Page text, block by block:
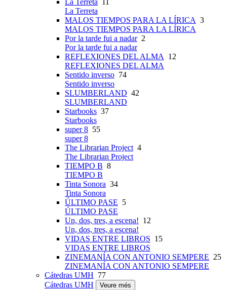
La Terreta
La Terreta
MALOS TIEMPOS PARA LA LÍRICA 3
MALOS TIEMPOS PARA LA LÍRICA
Por la tarde fui a nadar2
Por la tarde fui a nadar
REFLEXIONES DEL ALMA
12
REFLEXIONES DEL ALMA
Sentido inverso 74
Sentido inverso
SLUMBERLAND 42
SLUMBERLAND
Starbooks 37
Starbooks
super 8 55
super 8
The Librarian Project 4
The Librarian Project
TIEMPO B 8
TIEMPO B
Tinta Sonora 34
Tinta Sonora
ÚLTIMO PASE 5
ÚLTIMO PASE
Un, dos, tres, a escena! 12
Un, dos, tres, a escena!
VIDAS ENTRE LIBROS 15
VIDAS ENTRE LIBROS
ZINEMANÍA CON ANTONIO SEMPERE 25
ZINEMANÍA CON ANTONIO SEMPERE
Cátedras UMH 77
Cátedras UMH
Veure més